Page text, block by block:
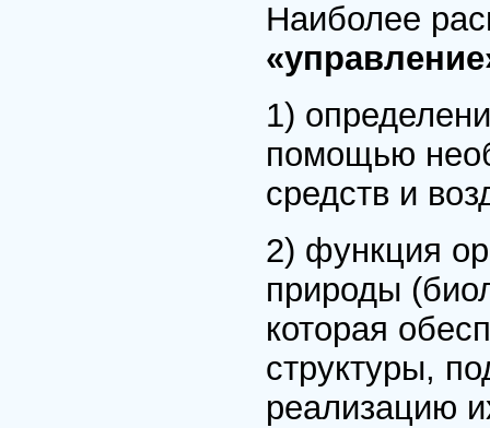
Наиболее
1)
помощью
средств и
2) функция
природы
которая
структуры,
реализацию